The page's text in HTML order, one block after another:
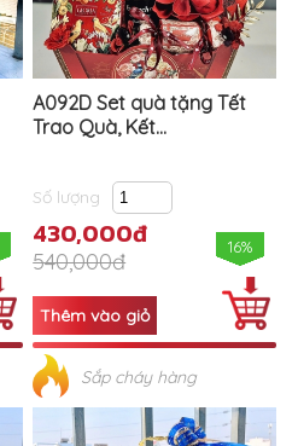
A092D Set quà tặng Tết
Trao Quà, Kết...
Số lượng
430,000đ
540,000đ
16%
Sắp cháy hàng